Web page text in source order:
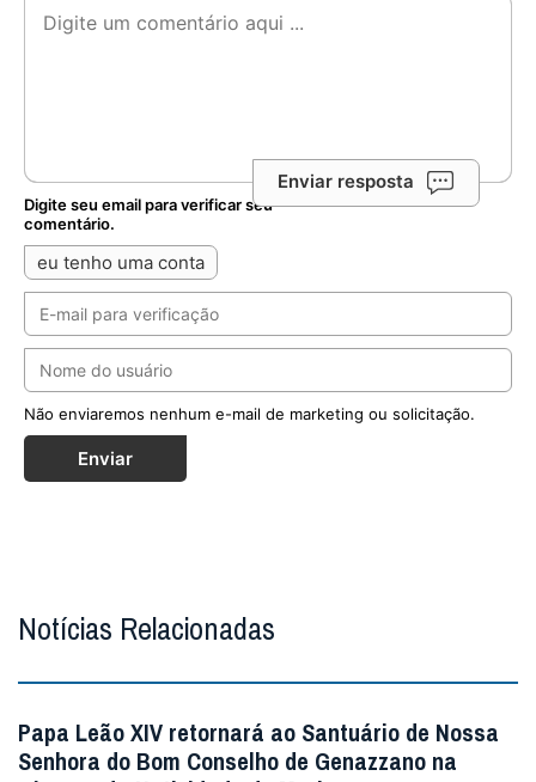
Enviar resposta
Digite seu email para verificar seu
comentário.
eu tenho uma conta
Não enviaremos nenhum e-mail de marketing ou solicitação.
Enviar
Notícias Relacionadas
Papa Leão XIV retornará ao Santuário de Nossa
Senhora do Bom Conselho de Genazzano na